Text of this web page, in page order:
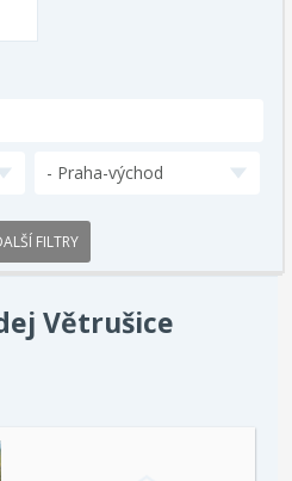
- Praha-východ
FILTRY
Větrušice